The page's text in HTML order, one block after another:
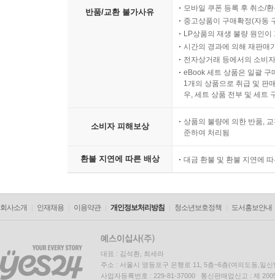
반품/교환 불가사유
모바일 쿠폰 등록 후 취소/
중고상품이 구매확정(자동
LP상품의 재생 불량 원인
시간의 경과에 의해 재판매
전자상거래 등에서의 소비
eBook 세트 상품은 일괄 구
1개의 상품으로 취급 및 판
우, 세트 상품 전부 및 세트
소비자 피해보상
상품의 불량에 의한 반품,
준하여 처리됨
환불 지연에 따른 배상 대금 환불 및 환불 지연에
회사소개 인재채용 이용약관 개인정보처리방침 청소년보호정책 도서홍보안내
대표 : 김석환, 최세라
주소 : 서울시 영등포구 은행로 11, 5층~6층(여의도동,일신
사업자등록번호 : 229-81-37000 통신판매업신고 : 제